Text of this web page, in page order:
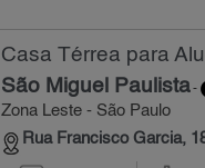
Casa Térrea para
São Miguel Paulista-
Zona Leste - São Paulo
Rua Francisco Garcia,